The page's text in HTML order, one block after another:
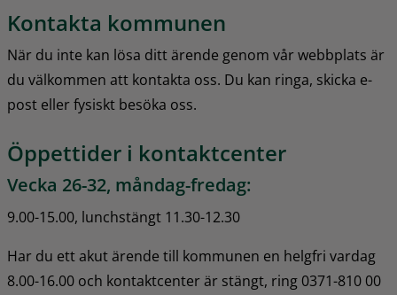
Kontakta kommunen
När du inte kan lösa ditt ärende genom vår webbplats är
du välkommen att kontakta oss. Du kan ringa, skicka e-
post eller fysiskt besöka oss.
Öppettider i kontaktcenter
Vecka 26-32, måndag-fredag:
9.00-15.00, lunchstängt 11.30-12.30
Har du ett akut ärende till kommunen en helgfri vardag
8.00-16.00 och kontaktcenter är stängt, ring 0371-810 00